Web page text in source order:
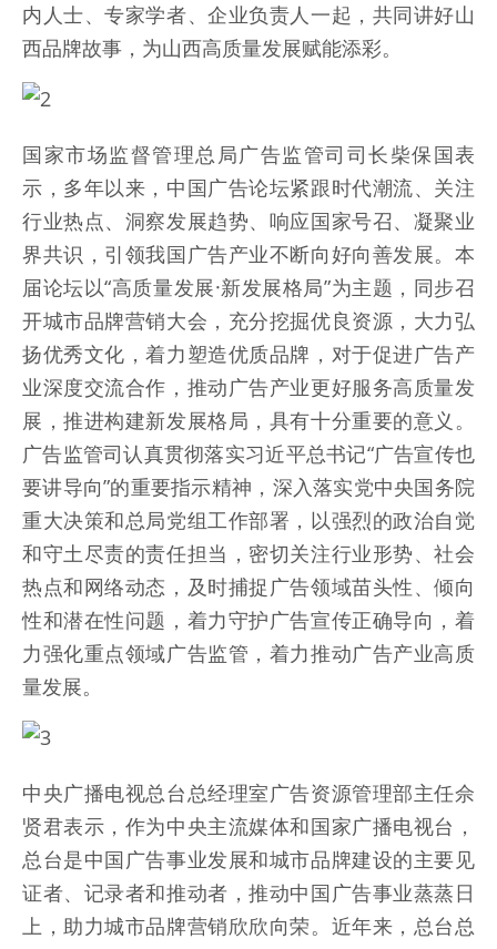
内人士、专家学者、企业负责人一起，共同讲好山
西品牌故事，为山西高质量发展赋能添彩。
国家市场监督管理总局广告监管司司长柴保国表
示，多年以来，中国广告论坛紧跟时代潮流、关注
行业热点、洞察发展趋势、响应国家号召、凝聚业
界共识，引领我国广告产业不断向好向善发展。本
届论坛以“高质量发展·新发展格局”为主题，同步召
开城市品牌营销大会，充分挖掘优良资源，大力弘
扬优秀文化，着力塑造优质品牌，对于促进广告产
业深度交流合作，推动广告产业更好服务高质量发
展，推进构建新发展格局，具有十分重要的意义。
广告监管司认真贯彻落实习近平总书记“广告宣传也
要讲导向”的重要指示精神，深入落实党中央国务院
重大决策和总局党组工作部署，以强烈的政治自觉
和守土尽责的责任担当，密切关注行业形势、社会
热点和网络动态，及时捕捉广告领域苗头性、倾向
性和潜在性问题，着力守护广告宣传正确导向，着
力强化重点领域广告监管，着力推动广告产业高质
量发展。
中央广播电视总台总经理室广告资源管理部主任佘
贤君表示，作为中央主流媒体和国家广播电视台，
总台是中国广告事业发展和城市品牌建设的主要见
证者、记录者和推动者，推动中国广告事业蒸蒸日
上，助力城市品牌营销欣欣向荣。近年来，总台总